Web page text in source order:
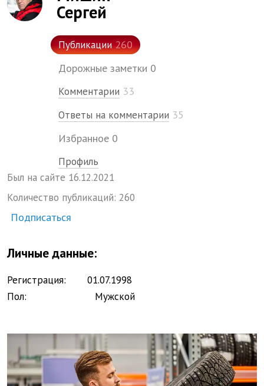
Сергей
Публикации 260
Дорожные заметки 0
Комментарии 33
Ответы на комментарии 35
Избранное 0
Профиль
Был на сайте 16.12.2021
Количество публикаций: 260
Подписаться
Личные данные:
Регистрация: 01.07.1998
Пол:
Мужской